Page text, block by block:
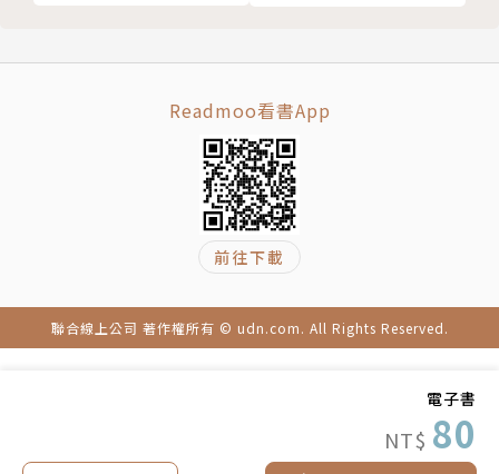
電子書
NT$ 80
Readmoo看書App
前往下載
聯合線上公司 著作權所有 © udn.com. All Rights Reserved.